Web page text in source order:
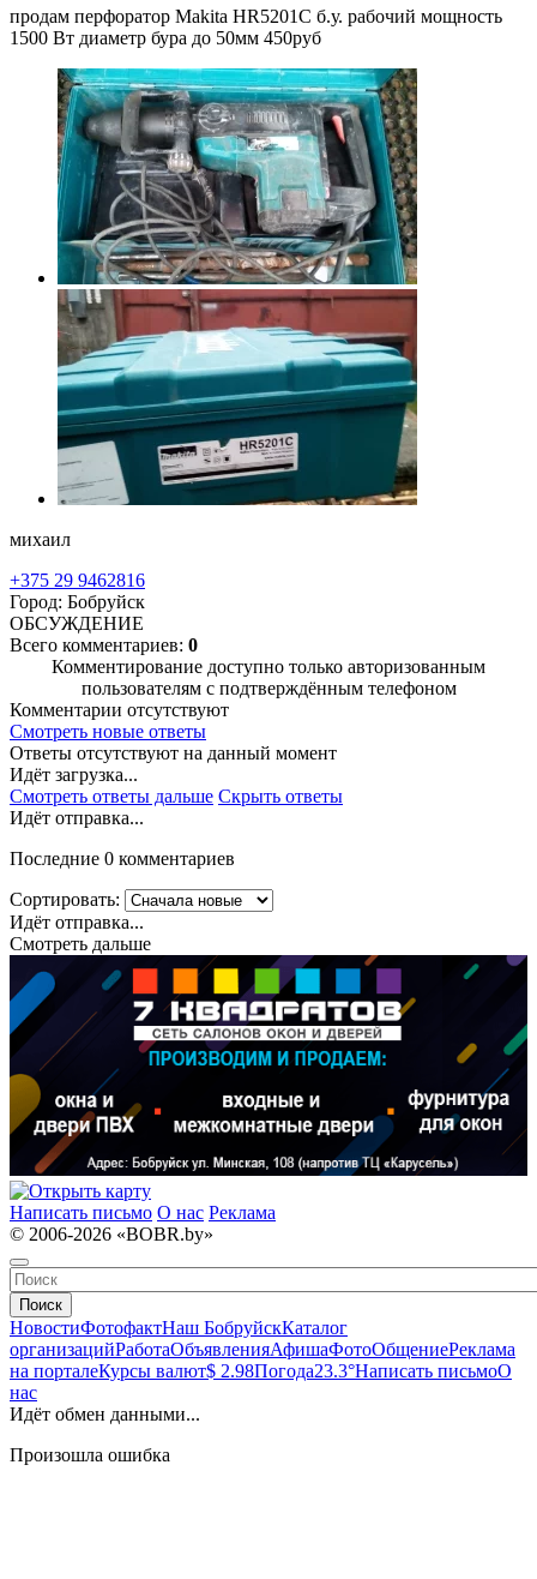
продам перфоратор Makita HR5201C б.у. рабочий мощность
1500 Вт диаметр бура до 50мм 450руб
михаил
+375 29 9462816
Город: Бобруйск
ОБСУЖДЕНИЕ
Всего комментариев: 0
Комментирование доступно только авторизованным
пользователям с подтверждённым телефоном
Комментарии отсутствуют
Смотреть новые ответы
Ответы отсутствуют на данный момент
Идёт загрузка...
Смотреть ответы дальше Скрыть ответы
Идёт отправка...
Последние 0 комментариев
Сортировать:
Идёт отправка...
Смотреть дальше
Написать письмо О нас Реклама
© 2006-2026 «BOBR.by»
Поиск
НовостиФотофактНаш БобруйскКаталог
организацийРаботаОбъявленияАфишаФотоОбщениеРеклама
на порталеКурсы валют$ 2.98Погода23.3°Написать письмоО
нас
Идёт обмен данными...
Произошла ошибка